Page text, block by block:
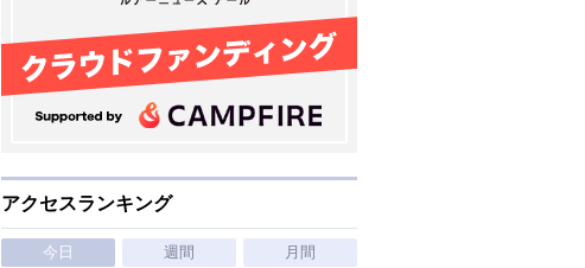
アクセスランキング
今日 週間 月間